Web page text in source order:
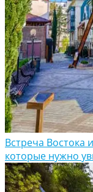
Встреча Востока
которые нужно